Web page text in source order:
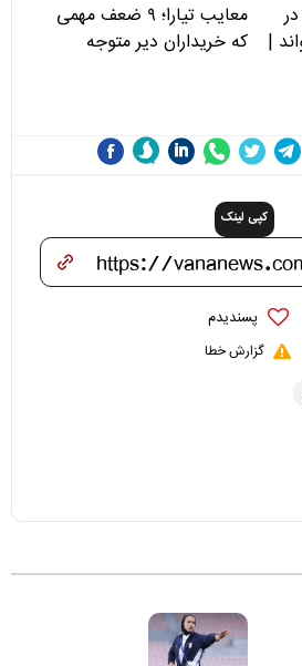
|
معایب تیارا؛ ۹ ضعف مهمی
که خریداران دیر متوجه
کپی لینک
پسندیدم
گزارش خطا